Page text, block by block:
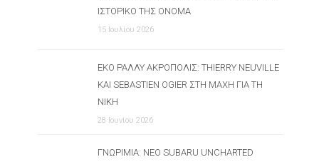
ΙΣΤΟΡΙΚΌ ΤΗΣ ΌΝΟΜΑ
15 Ιουλίου 2026
ΕΚΟ ΡΆΛΛΥ ΑΚΡΌΠΟΛΙΣ: THIERRY NEUVILLE
ΚΑΙ SEBASTIEN OGIER ΣΤΗ ΜΆΧΗ ΓΙΑ ΤΗ
ΝΊΚΗ
28 Ιουνίου 2026
ΓΝΩΡΙΜΊΑ: ΝΈΟ SUBARU UNCHARTED